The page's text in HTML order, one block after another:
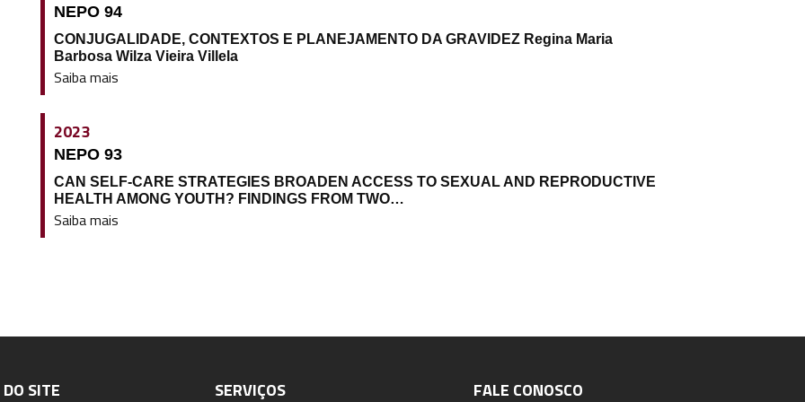
NEPO 94
CONJUGALIDADE, CONTEXTOS E PLANEJAMENTO DA GRAVIDEZ Regina Maria
Barbosa Wilza Vieira Villela
Saiba mais
2023
NEPO 93
CAN SELF-CARE STRATEGIES BROADEN ACCESS TO SEXUAL AND REPRODUCTIVE
HEALTH AMONG YOUTH? FINDINGS FROM TWO…
Saiba mais
SITE SERVIÇOS FALE CONOSCO